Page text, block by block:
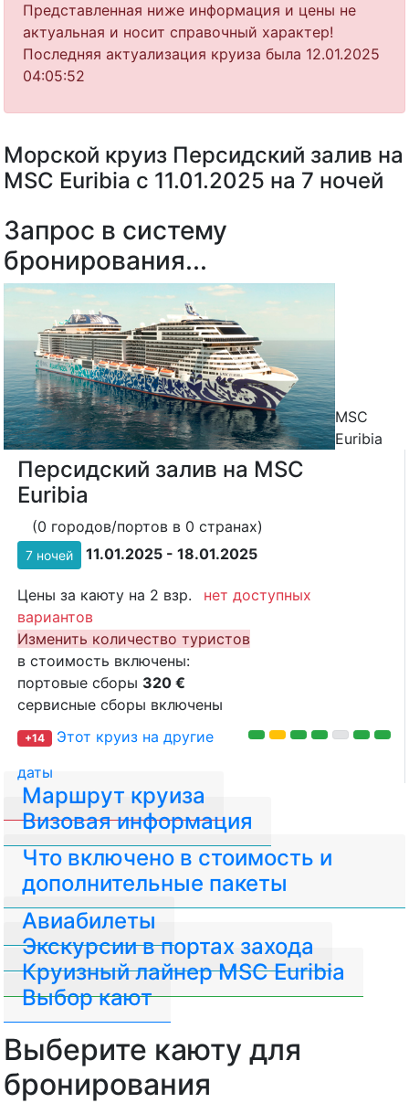
Представленная ниже информация и цены не
актуальная и носит справочный характер!
Последняя актуализация круиза была 12.01.2025
04:05:52
Морской круиз Персидский залив на
MSC Euribia с 11.01.2025 на 7 ночей
MSC
Euribia
Персидский залив на MSC
Euribia
(0 городов/портов в 0 странах)
7 ночей 11.01.2025 - 18.01.2025
Цены за каюту на 2 взр.
нет доступных
вариантов
Изменить количество туристов
в стоимость включены:
портовые сборы 320 €
сервисные сборы включены
+14
Этот круиз на другие
даты
Запрос в систему
бронирования...
Маршрут круиза
Визовая информация
Авиабилеты
Что включено в стоимость и
дополнительные пакеты
Экскурсии в портах захода
Круизный лайнер MSC Euribia
Выбор кают
Выберите каюту для
бронирования